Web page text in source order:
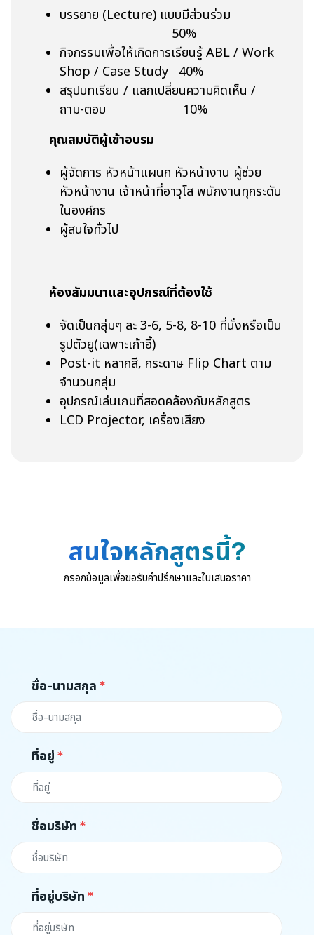
บรรยาย (Lecture) แบบมีส่วนร่วม
50%
กิจกรรมเพื่อให้เกิดการเรียนรู้ ABL / Work
Shop / Case Study 40%
สรุปบทเรียน / แลกเปลี่ยนความคิดเห็น /
ถาม-ตอบ 10%
คุณสมบัติผู้เข้าอบรม
ผู้จัดการ หัวหน้าแผนก หัวหน้างาน ผู้ช่วย
หัวหน้างาน เจ้าหน้าที่อาวุโส พนักงานทุกระดับ
ในองค์กร
ผู้สนใจทั่วไป
ห้องสัมมนาและอุปกรณ์ที่ต้องใช้
จัดเป็นกลุ่มๆ ละ 3-6, 5-8, 8-10 ที่นั่งหรือเป็น
รูปตัวยู(เฉพาะเก้าอี้)
Post-it หลากสี, กระดาษ Flip Chart ตาม
จำนวนกลุ่ม
อุปกรณ์เล่นเกมที่สอดคล้องกับหลักสูตร
LCD Projector, เครื่องเสียง
สนใจหลักสูตรนี้?
กรอกข้อมูลเพื่อขอรับคำปรึกษาและใบเสนอราคา
ชื่อ-นามสกุล
ที่อยู่
ชื่อบริษัท
ที่อยู่บริษัท